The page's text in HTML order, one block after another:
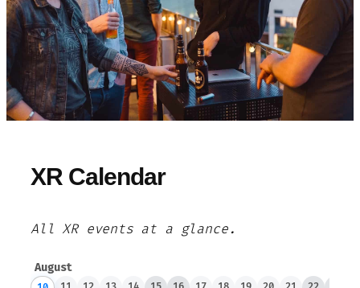
XR Calendar
All XR events at a glance.
August